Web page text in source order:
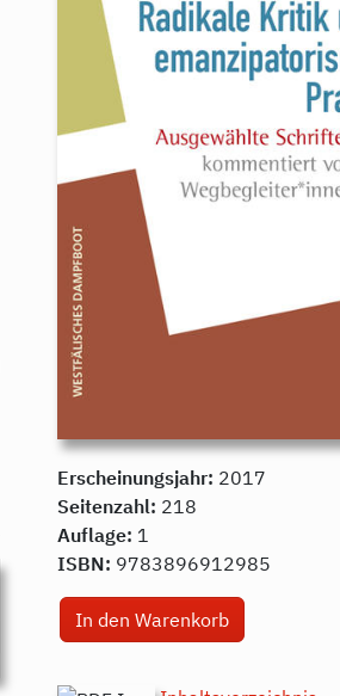
Erscheinungsjahr: 2017
Seitenzahl: 218
Auflage: 1
ISBN: 9783896912985